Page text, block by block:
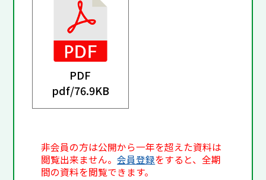
PDF
pdf/76.9KB
非会員の方は公開から一年を超えた資料は
閲覧出来ません。会員登録をすると、全期
間の資料を閲覧できます。